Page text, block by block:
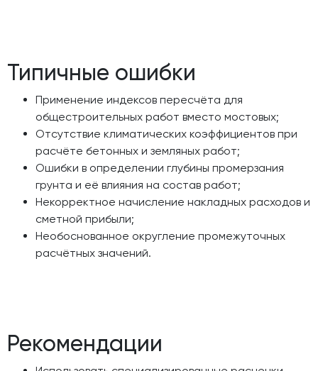
Типичные ошибки
Применение индексов пересчёта для
общестроительных работ вместо мостовых;
Отсутствие климатических коэффициентов при
расчёте бетонных и земляных работ;
Ошибки в определении глубины промерзания
грунта и её влияния на состав работ;
Некорректное начисление накладных расходов и
сметной прибыли;
Необоснованное округление промежуточных
расчётных значений.
Рекомендации